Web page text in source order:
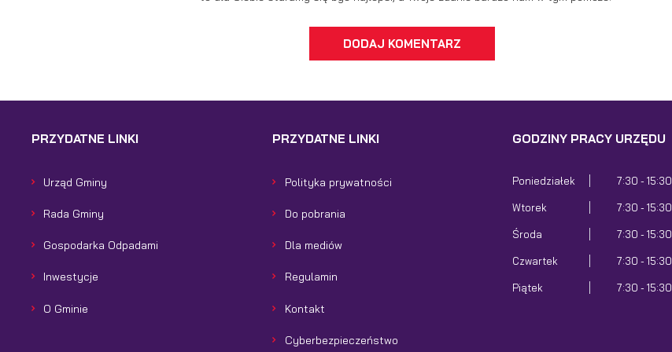
DODAJ KOMENTARZ
PRZYDATNE LINKI
Urząd Gminy
Rada Gminy
Gospodarka Odpadami
Inwestycje
O Gminie
PRZYDATNE LINKI
Polityka prywatności
Do pobrania
Dla mediów
Regulamin
Kontakt
Cyberbezpieczeństwo
GODZINY PRACY URZĘDU
Poniedziałek 7:30 - 15:30
Wtorek 7:30 - 15:30
Środa 7:30 - 15:30
Czwartek 7:30 - 15:30
Piątek 7:30 - 15:30